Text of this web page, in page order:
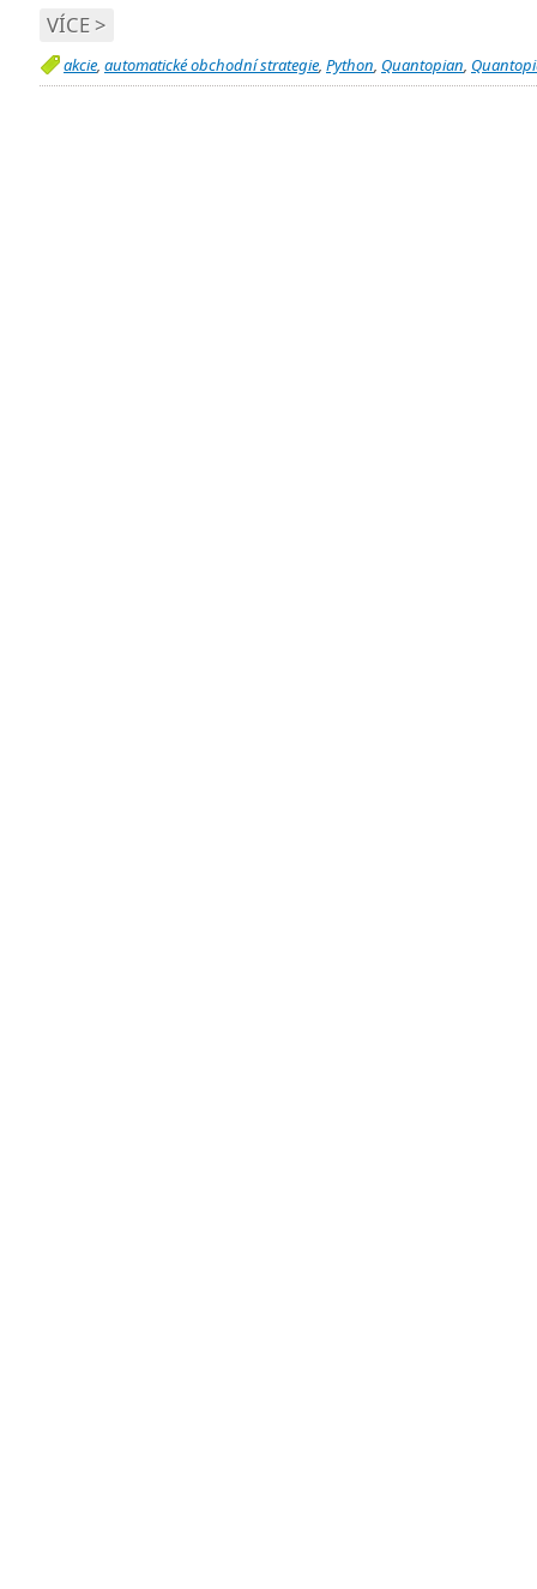
VÍCE >
akcie, automatické obchodní strategie, Python, Quantopian,